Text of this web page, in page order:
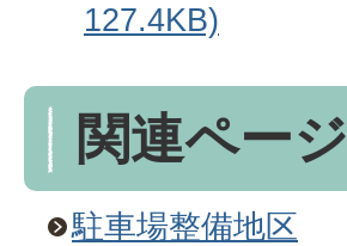
127.4KB)
関連ページ
駐車場整備地区